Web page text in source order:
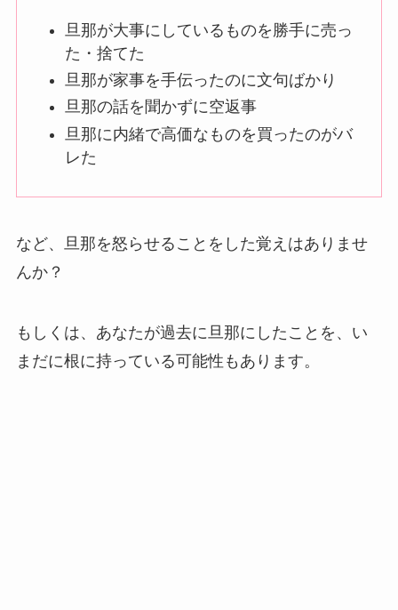
旦那が大事にしているものを勝手に売っ
た・捨てた
旦那が家事を手伝ったのに文句ばかり
旦那の話を聞かずに空返事
旦那に内緒で高価なものを買ったのがバ
レた
など、旦那を怒らせることをした覚えはありませ
んか？
もしくは、あなたが過去に旦那にしたことを、い
まだに根に持っている可能性もあります。